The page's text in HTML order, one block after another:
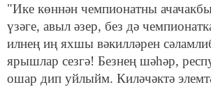
"Ике көннән чемпионатны
үзәге, авыл әзер, без дә
илнең иң яхшы вәкилләрен
ярышлар сезгә! Безнең шәһәр,
ошар дип уйлыйм. Киләчәктә